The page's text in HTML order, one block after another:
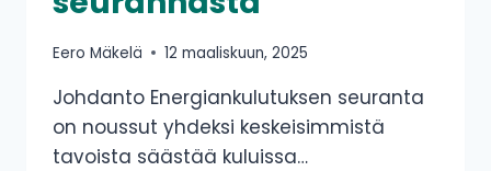
Eero Mäkelä 12 maaliskuun, 2025
Johdanto Energiankulutuksen seuranta
on noussut yhdeksi keskeisimmistä
tavoista säästää kuluissa…